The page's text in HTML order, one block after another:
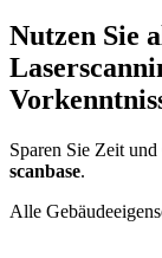
Nutzen Sie
Sparen Sie Zeit
scanbase.
Alle